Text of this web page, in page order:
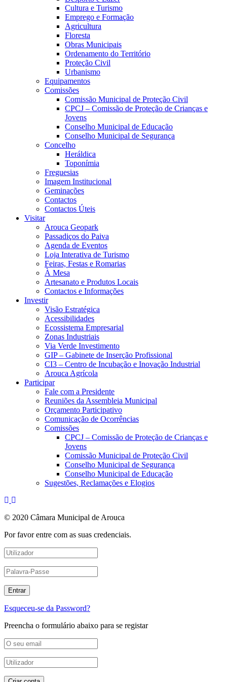
Cultura e Turismo
Emprego e Formação
Agricultura
Floresta
Obras Municipais
Ordenamento do Território
Proteção Civil
Urbanismo
Equipamentos
Comissões
Comissão Municipal de Proteção Civil
CPCJ – Comissão de Proteção de Crianças e
Jovens
Conselho Municipal de Educação
Conselho Municipal de Segurança
Concelho
Heráldica
Toponímia
Freguesias
Imagem Institucional
Geminações
Contactos
Contactos Úteis
Visitar
Arouca Geopark
Passadiços do Paiva
Agenda de Eventos
Loja Interativa de Turismo
Feiras, Festas e Romarias
À Mesa
Artesanato e Produtos Locais
Contactos e Informações
Investir
Visão Estratégica
Acessibilidades
Ecossistema Empresarial
Zonas Industriais
Via Verde Investimento
GIP – Gabinete de Inserção Profissional
CI3 – Centro de Incubação e Inovação Industrial
Arouca Agrícola
Participar
Fale com a Presidente
Reuniões da Assembleia Municipal
Orçamento Participativo
Comunicação de Ocorrências
Comissões
CPCJ – Comissão de Proteção de Crianças e
Jovens
Comissão Municipal de Proteção Civil
Conselho Municipal de Segurança
Conselho Municipal de Educação
Sugestões, Reclamações e Elogios
© 2020 Câmara Municipal de Arouca
Por favor entre com as suas credenciais.
Esqueceu-se da Password?
Preencha o formulário abaixo para se registar